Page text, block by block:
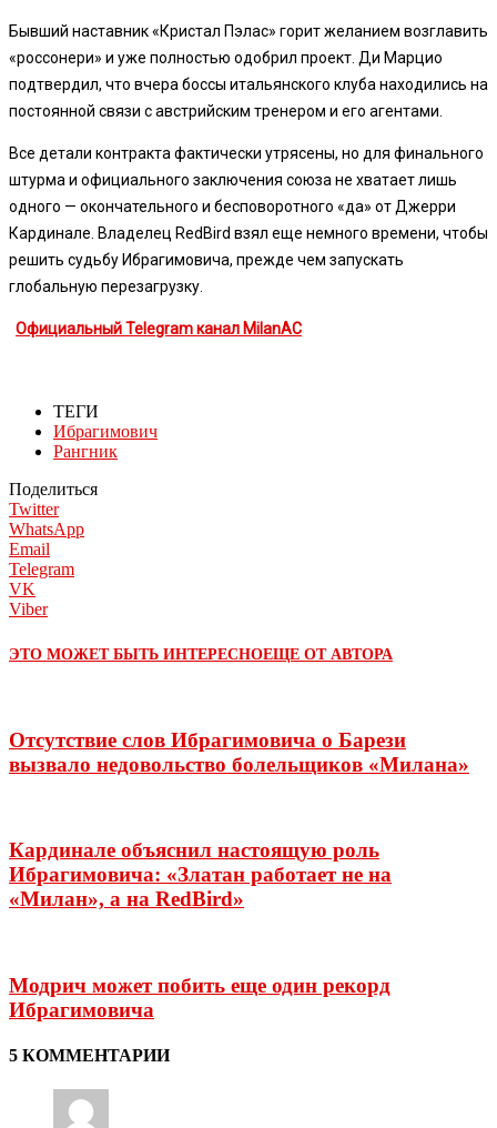
Бывший наставник «Кристал Пэлас» горит желанием возглавить
«россонери» и уже полностью одобрил проект. Ди Марцио
подтвердил, что вчера боссы итальянского клуба находились на
постоянной связи с австрийским тренером и его агентами.
Все детали контракта фактически утрясены, но для финального
штурма и официального заключения союза не хватает лишь
одного — окончательного и бесповоротного «да» от Джерри
Кардинале. Владелец RedBird взял еще немного времени, чтобы
решить судьбу Ибрагимовича, прежде чем запускать
глобальную перезагрузку.
Официальный Telegram канал MilanAC
ТЕГИ
Ибрагимович
Рангник
Поделиться
Twitter
WhatsApp
Email
Telegram
VK
Viber
ЭТО МОЖЕТ БЫТЬ ИНТЕРЕСНОЕЩЕ ОТ АВТОРА
Отсутствие слов Ибрагимовича о Барези
вызвало недовольство болельщиков «Милана»
Кардинале объяснил настоящую роль
Ибрагимовича: «Златан работает не на
«Милан», а на RedBird»
Модрич может побить еще один рекорд
Ибрагимовича
5 КОММЕНТАРИИ